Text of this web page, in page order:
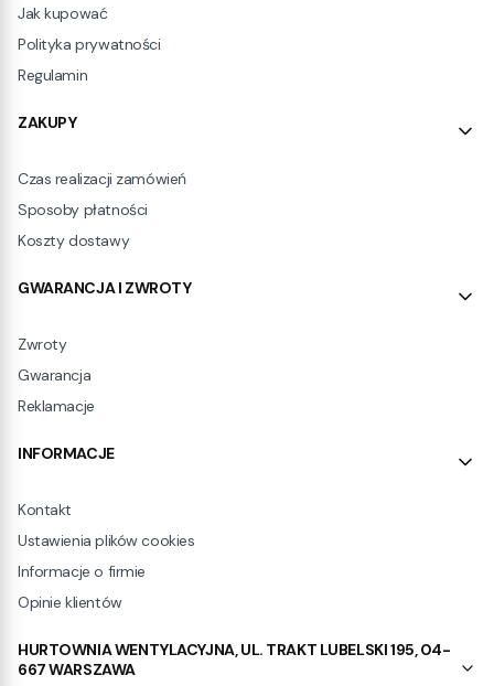
Jak kupować
Polityka prywatności
Regulamin
ZAKUPY
Czas realizacji zamówień
Sposoby płatności
Koszty dostawy
GWARANCJA I ZWROTY
Zwroty
Gwarancja
Reklamacje
INFORMACJE
Kontakt
Ustawienia plików cookies
Informacje o firmie
Opinie klientów
HURTOWNIA WENTYLACYJNA, UL. TRAKT LUBELSKI 195, 04-
667 WARSZAWA